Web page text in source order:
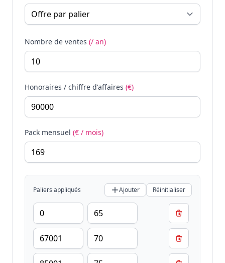
Nombre de ventes (/ an)
Honoraires / chiffre d'affaires (€)
Pack mensuel (€ / mois)
Paliers appliqués Ajouter Réinitialiser